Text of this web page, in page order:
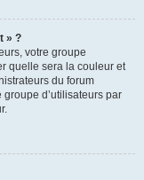
» ?
votre groupe
quelle sera la couleur et
du forum
d’utilisateurs par